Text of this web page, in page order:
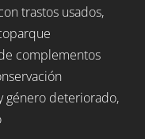
trastos usados,
complementos
género deteriorado,